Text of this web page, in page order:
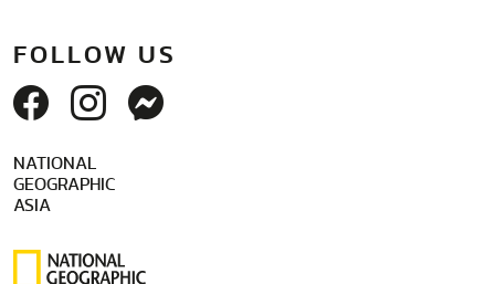
FOLLOW US
NATIONAL
GEOGRAPHIC
ASIA